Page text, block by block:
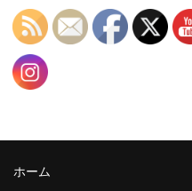
羊かん
花豆
もち
その他食品
ホーム